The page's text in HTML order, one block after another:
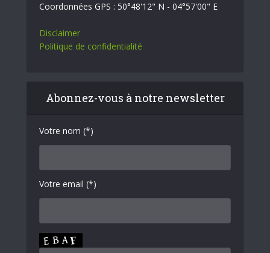
Coordonnées GPS : 50°48'12" N - 04°57'00" E
Disclaimer
Politique de confidentialité
Abonnez-vous à notre newsletter
Votre nom (*)
Votre email (*)